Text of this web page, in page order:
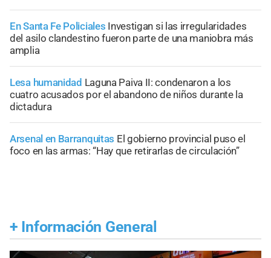
En Santa Fe Policiales Investigan si las irregularidades
del asilo clandestino fueron parte de una maniobra más
amplia
Lesa humanidad Laguna Paiva II: condenaron a los
cuatro acusados por el abandono de niños durante la
dictadura
Arsenal en Barranquitas El gobierno provincial puso el
foco en las armas: “Hay que retirarlas de circulación”
+ Información General